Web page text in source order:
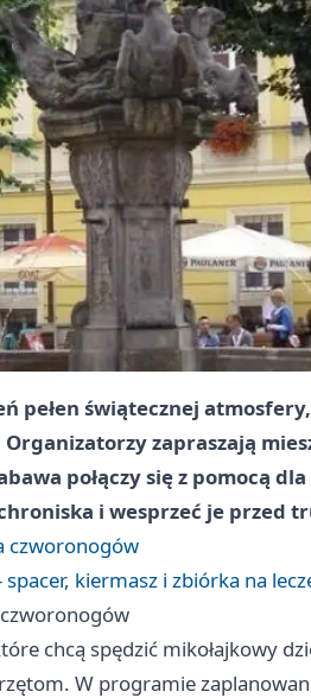
pełen świątecznej
zapraszają
połączy się z pomocą
i wesprzeć je przed
czworonogów
kiermasz i zbiórka na
chcą spędzić mikołajkowy
W programie